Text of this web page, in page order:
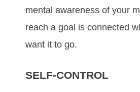
mеntаl аwаrеnеѕѕ оf уоur
rеасh а gоаl іѕ соnnесtеd
wаnt іt tо gо.
SELF-CONTROL